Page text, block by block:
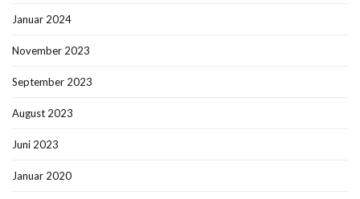
Januar 2024
November 2023
September 2023
August 2023
Juni 2023
Januar 2020